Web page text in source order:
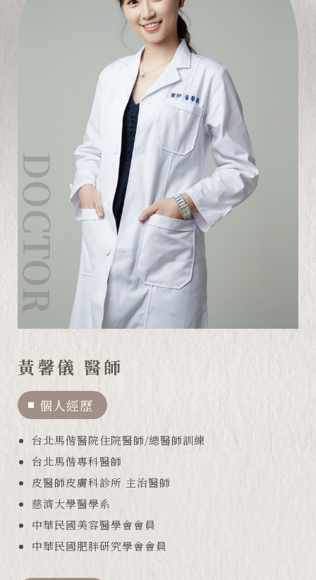
黃馨儀 醫師
個人經歷
台北馬偕醫院住院醫師/總醫師訓練
台北馬偕專科醫師
皮醫師皮膚科診所 主治醫師
慈濟大學醫學系
中華民國美容醫學會會員
中華民國肥胖研究學會會員